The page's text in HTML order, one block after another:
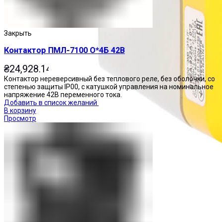
Закрыть
Контактор ПМЛ-7100 О*4Б 42В
₴24,928.14
Контактор нереверсивный без теплового реле, без оболочки, со
степенью защиты IP00, с катушкой управления на номинальное
напряжение 42В переменного тока.
Добавить в список желаний
В корзину
Просмотр